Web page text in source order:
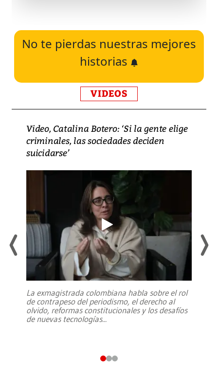
No te pierdas nuestras mejores
historias
VIDEOS
Video, Catalina Botero: ‘Si la gente elige
criminales, las sociedades deciden
suicidarse’
La exmagistrada colombiana habla sobre el rol
de contrapeso del periodismo, el derecho al
olvido, reformas constitucionales y los desafíos
de nuevas tecnologías...